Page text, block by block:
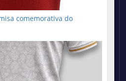
comemorativa do